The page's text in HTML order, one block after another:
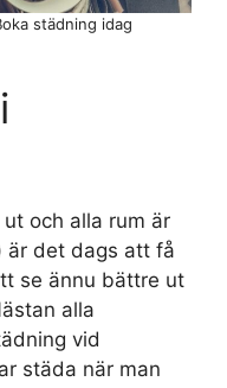
och alla rum är
är det dags att få
se ännu bättre ut
alla
vid
städa när man
städning idag